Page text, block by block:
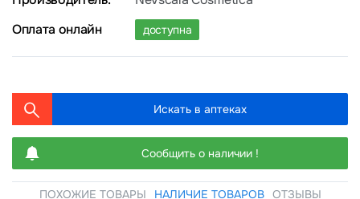
Оплата онлайн
доступна
Искать в аптеках
Сообщить о наличии !
ПОХОЖИЕ ТОВАРЫ НАЛИЧИЕ ТОВАРОВ ОТЗЫВЫ